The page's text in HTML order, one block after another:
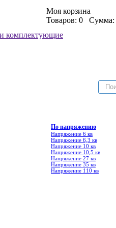
Моя корзина
Товаров: 0 Сумма:
По напряжению
Напряжение 6 кв
Напряжение 6,3 кв
Напряжение 10 кв
Напряжение 10,5 кв
Напряжение 27 кв
Напряжение 35 кв
Напряжение 110 кв